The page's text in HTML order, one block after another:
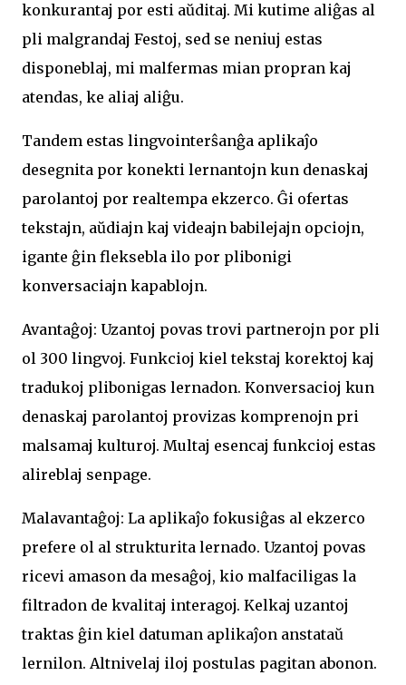
konkurantaj por esti aŭditaj. Mi kutime aliĝas al
pli malgrandaj Festoj, sed se neniuj estas
disponeblaj, mi malfermas mian propran kaj
atendas, ke aliaj aliĝu.
Tandem estas lingvointerŝanĝa aplikaĵo
desegnita por konekti lernantojn kun denaskaj
parolantoj por realtempa ekzerco. Ĝi ofertas
tekstajn, aŭdiajn kaj videajn babilejajn opciojn,
igante ĝin fleksebla ilo por plibonigi
konversaciajn kapablojn.
Avantaĝoj: Uzantoj povas trovi partnerojn por pli
ol 300 lingvoj. Funkcioj kiel tekstaj korektoj kaj
tradukoj plibonigas lernadon. Konversacioj kun
denaskaj parolantoj provizas komprenojn pri
malsamaj kulturoj. Multaj esencaj funkcioj estas
alireblaj senpage.
Malavantaĝoj: La aplikaĵo fokusiĝas al ekzerco
prefere ol al strukturita lernado. Uzantoj povas
ricevi amason da mesaĝoj, kio malfaciligas la
filtradon de kvalitaj interagoj. Kelkaj uzantoj
traktas ĝin kiel datuman aplikaĵon anstataŭ
lernilon. Altnivelaj iloj postulas pagitan abonon.